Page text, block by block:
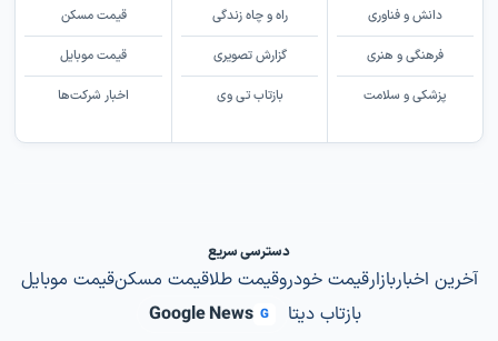
دانش و فناوری
فرهنگی و هنری
پزشکی و سلامت
راه و چاه زندگی
گزارش تصویری
بازتاب تی وی
قیمت مسکن
قیمت موبایل
اخبار شرکت‌ها
دسترسی سریع
آخرین اخباربازارقیمت خودروقیمت طلاقیمت مسکنقیمت موبایل
بازتاب دیتا
G
Google News